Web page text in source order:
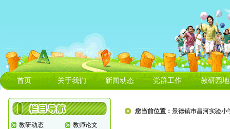
首页 关于我们 新闻动态 党群工作 教研园地
教研动态
教师论文
您当前位置： 景德镇市昌河实验小